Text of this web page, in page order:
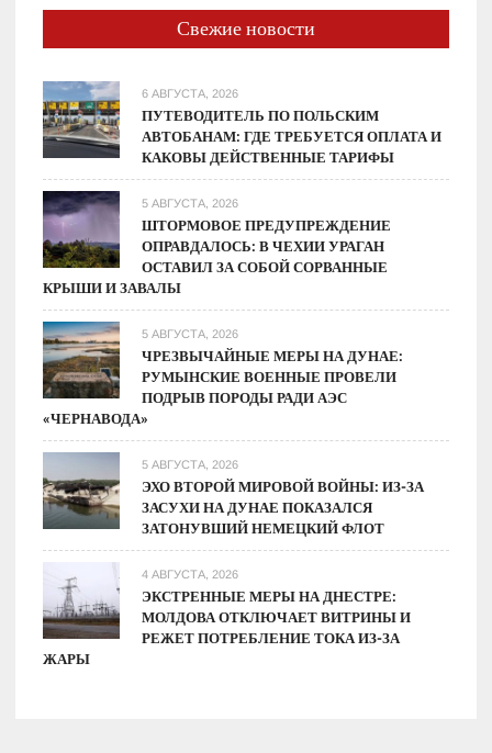
ожидать
дальнейшего
стоимости?
Свежие новости
6 АВГУСТА, 2026
ПУТЕВОДИТЕЛЬ ПО ПОЛЬСКИМ
АВТОБАНАМ: ГДЕ ТРЕБУЕТСЯ ОПЛАТА И
КАКОВЫ ДЕЙСТВЕННЫЕ ТАРИФЫ
5 АВГУСТА, 2026
ШТОРМОВОЕ ПРЕДУПРЕЖДЕНИЕ
ОПРАВДАЛОСЬ: В ЧЕХИИ УРАГАН
ОСТАВИЛ ЗА СОБОЙ СОРВАННЫЕ
КРЫШИ И ЗАВАЛЫ
5 АВГУСТА, 2026
ЧРЕЗВЫЧАЙНЫЕ МЕРЫ НА ДУНАЕ:
РУМЫНСКИЕ ВОЕННЫЕ ПРОВЕЛИ
ПОДРЫВ ПОРОДЫ РАДИ АЭС
«ЧЕРНАВОДА»
5 АВГУСТА, 2026
ЭХО ВТОРОЙ МИРОВОЙ ВОЙНЫ: ИЗ-ЗА
ЗАСУХИ НА ДУНАЕ ПОКАЗАЛСЯ
ЗАТОНУВШИЙ НЕМЕЦКИЙ ФЛОТ
4 АВГУСТА, 2026
ЭКСТРЕННЫЕ МЕРЫ НА ДНЕСТРЕ:
МОЛДОВА ОТКЛЮЧАЕТ ВИТРИНЫ И
РЕЖЕТ ПОТРЕБЛЕНИЕ ТОКА ИЗ-ЗА
ЖАРЫ